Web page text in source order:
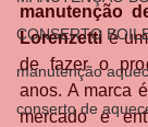
CONSERTO
manutenção
conserto de
manutenção
Lorenzetti é
de fazer o
anos. A marca
mercado e